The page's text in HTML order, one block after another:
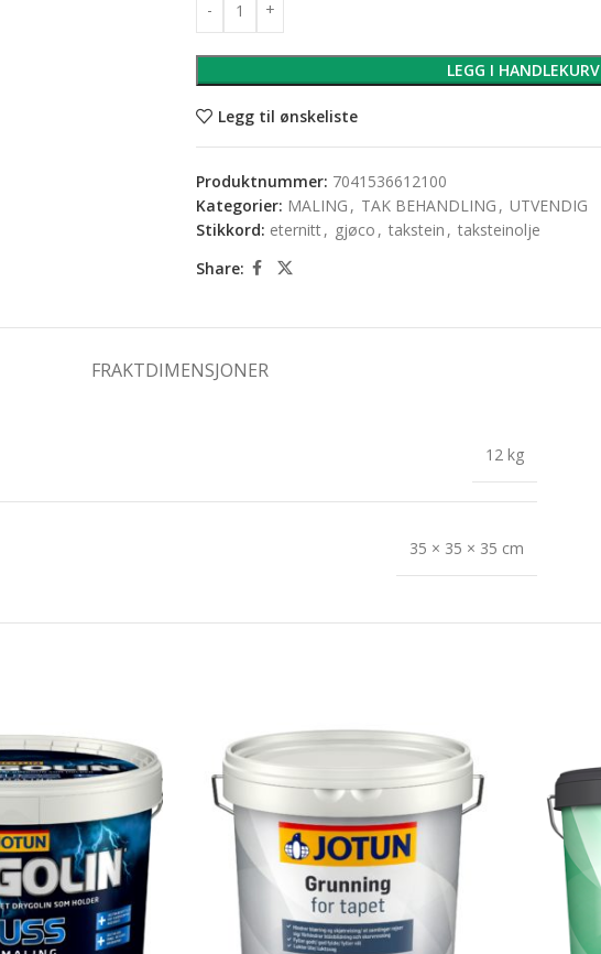
LEGG I HANDLEKURV
Legg til ønskeliste
Produktnummer: 7041536612100
Kategorier: MALING , TAK BEHANDLING , UTVENDIG
Stikkord: eternitt, gjøco , takstein , taksteinolje
Share:
FRAKTDIMENSJONER
12 kg
35 × 35 × 35 cm